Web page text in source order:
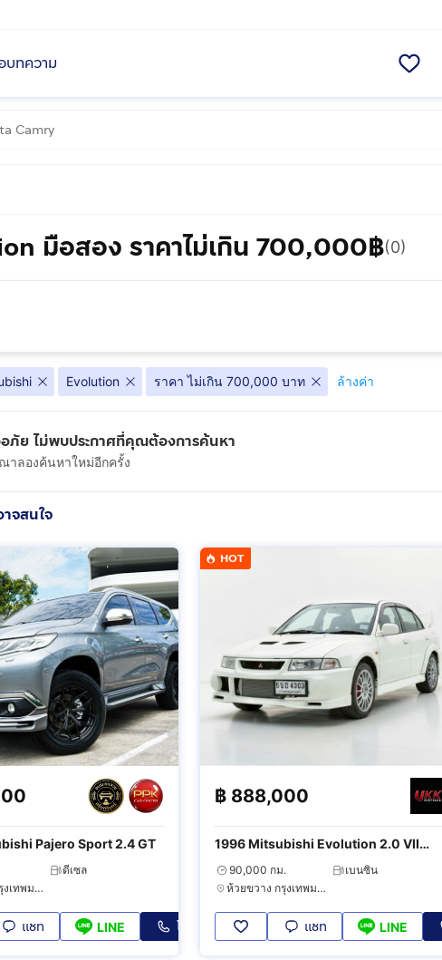
บทความ
มือสอง ราคาไม่เกิน 700,000฿(0)
Evolution ราคา ไม่เกิน 700,000 บาท ล้างค่า
ภัย ไม่พบประกาศที่คุณต้องการค้นหา
าลองค้นหาใหม่อีกครั้ง
จสนใจ
Pajero Sport 2.4 GT
ดีเซล
สวนหลวง กรุงเทพมหานคร
แชท LINE โทร
HOT
฿ 888,000
1996 Mitsubishi Evolution 2.0 VII
4WD90,000 กม.
เบนซิน
ห้วยขวาง กรุงเทพมหานคร
แชท LINE